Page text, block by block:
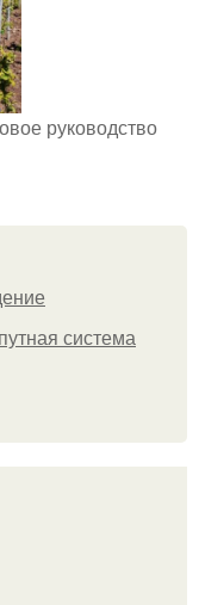
руководство
система